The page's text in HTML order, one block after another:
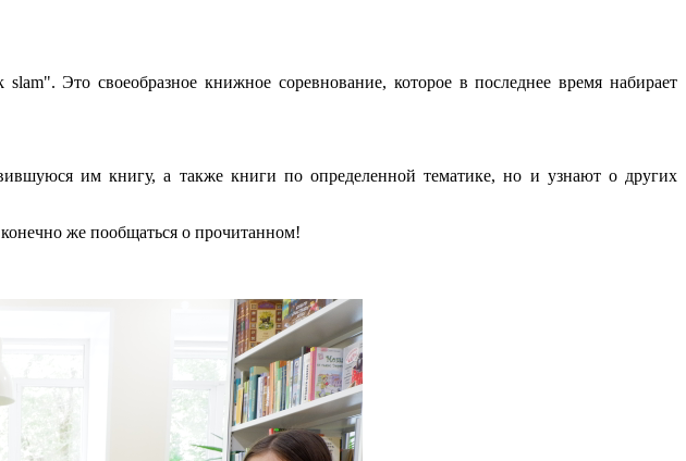
slam".Это своеобразное книжное соревнование, которое в последнее время набирает
им книгу, а также книги по определенной тематике, но и узнают о других
же пообщаться о прочитанном!